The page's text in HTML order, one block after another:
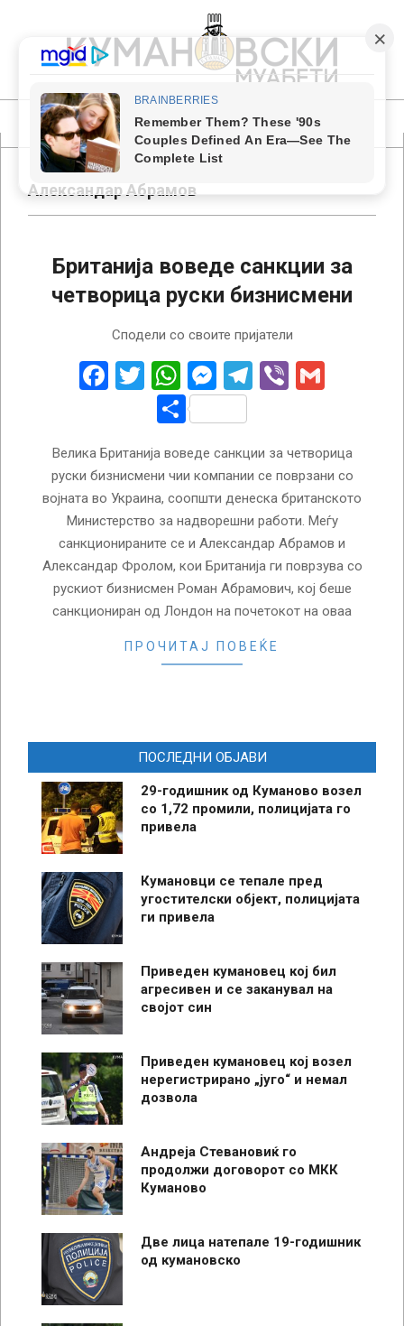
content
КУМАНОВСКИ
МУАБЕТИ
Primary
Navigation
MenuАлександар Абрамов
Британија воведе санкции за
четворица руски бизнисмени
Сподели со своите пријатели
Facebook
Twitter
WhatsApp
Messenger
Telegram
Viber
Share
Велика Британија воведе санкции за четворица
руски бизнисмени чии компании се поврзани со
војната во Украина, соопшти денеска британското
Министерство за надворешни работи. Меѓу
санкционираните се и Александар Абрамов и
Александар Фролом, кои Британија ги поврзува со
рускиот бизнисмен Роман Абрамович, кој беше
санкциониран од Лондон на почетокот на оваа
ПРОЧИТАЈ ПОВЕЌЕ
ПОСЛЕДНИ ОБЈАВИ
29-годишник од Куманово возел
со 1,72 промили, полицијата го
привела
Кумановци се тепале пред
угостителски објект, полицијата
ги привела
Приведен кумановец кој бил
агресивен и се заканувал на
својот син
Приведен кумановец кој возел
нерегистрирано „југо“ и немал
дозвола
Андреја Стевановиќ го
продолжи договорот со МКК
Куманово
Две лица натепале 19-годишник
од кумановско